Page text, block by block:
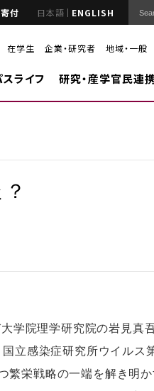
付 日本語 ENGLISH
在学生 企業・研究者 地域・一般
ライフ 研究・産学官民連
学院理学研究院の岩見真
立感染症研究所ウイルス
繁栄戦略の一端を解き明か